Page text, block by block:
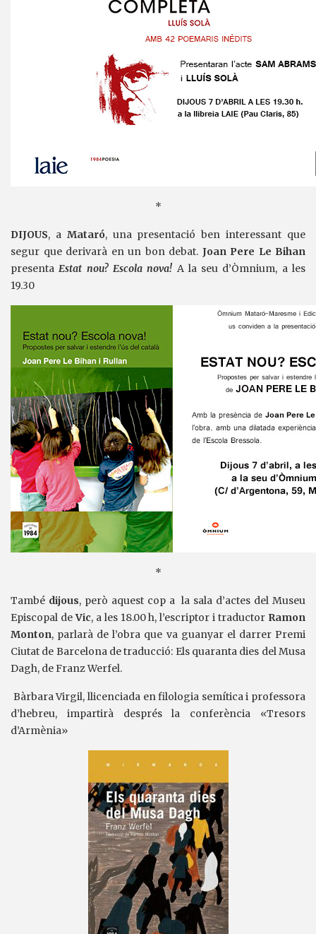
*
DIJOUS, a Mataró, una presentació ben interessant que
segur que derivarà en un bon debat. Joan Pere Le Bihan
presentaEstat nou? Escola nova! A la seu d’Òmnium, a les
19.30
*
També dijous, però aquest cop a la sala d’actes del Museu
Episcopal deVic, a les 18.00 h, l’escriptor i traductor Ramon
Monton, parlarà de l’obra que va guanyar el darrer Premi
Ciutat de Barcelona de traducció: Els quaranta dies del Musa
Dagh, de Franz Werfel.
Bàrbara Virgil, llicenciada en filologia semítica i professora
d’hebreu, impartirà després la conferència «Tresors
d’Armènia»